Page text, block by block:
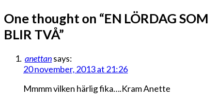
One thought on “EN LÖRDAG SOM
BLIR TVÅ”
anettansays:
20 november, 2013 at 21:26
Mmmm vilken härlig fika….Kram Anette